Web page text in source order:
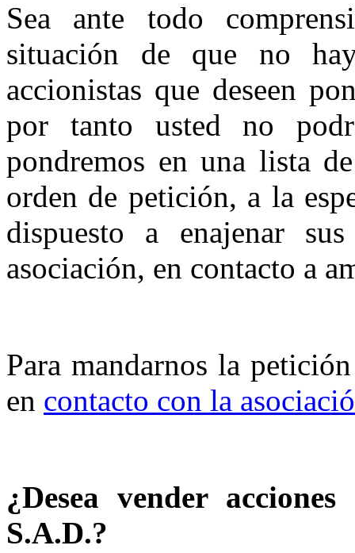
Sea ante todo
situación de que no
accionistas que deseen
por tanto usted no
pondremos en una lista
orden de petición, a la
dispuesto a enajenar
asociación, en contacto a
Para mandarnos la
en contacto con la
¿Desea vender
S.A.D.?